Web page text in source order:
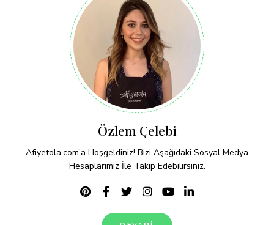
Özlem Çelebi
Afiyetola.com'a Hoşgeldiniz! Bizi Aşağıdaki Sosyal Medya
Hesaplarımız İle Takip Edebilirsiniz.